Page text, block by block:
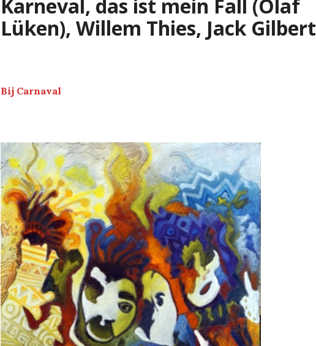
Karneval, das ist mein Fall (Olaf
Lüken), Willem Thies, Jack Gilbert
Bij Carnaval